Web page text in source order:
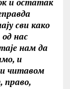
сви како
нас
нам да
и
читавом
право,